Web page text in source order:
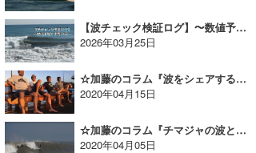
【波チェック検証ログ】〜数値予報と実際の波｜2026年3月19日〜
2026年03月25日
☆加藤のコラム『波をシェアする至福の旅へVol.8』
2020年04月15日
☆加藤のコラム『チマジャの波と、パウダーをアモーレする男たち!!Vol.1』
2020年04月05日